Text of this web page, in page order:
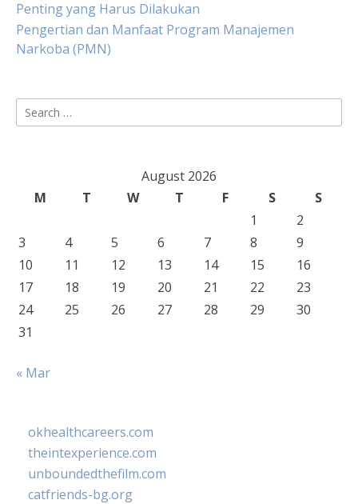
Penting yang Harus Dilakukan
Pengertian dan Manfaat Program Manajemen
Narkoba (PMN)
Search
for:
August 2026
M
T W T F S
S
1
2
3
4 5 6 7 8
9
10
11 12 13 14 15
16
17
18 19 20 21 22
23
24
25 26 27 28 29
30
31
« Mar
okhealthcareers.com
theintexperience.com
unboundedthefilm.com
catfriends-bg.org